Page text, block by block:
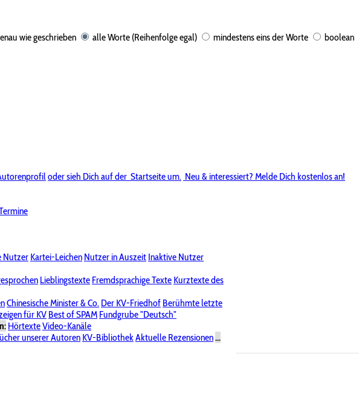
wie geschrieben alle Worte (Reihenfolge egal) mindestens eins der Worte boolean
oder sieh Dich auf der Startseite um. Neu & interessiert? Melde Dich kostenlos an!
Nutzer Kartei-Leichen Nutzer in Auszeit Inaktive Nutzer
Lieblingstexte Fremdsprachige Texte Kurztexte des
Chinesische Minister & Co. Der KV-Friedhof Berühmte letzte
für KV Best of SPAM Fundgrube "Deutsch"
HörtexteVideo-Kanäle
unserer Autoren KV-BibliothekAktuelle Rezensionen...
vergessen?